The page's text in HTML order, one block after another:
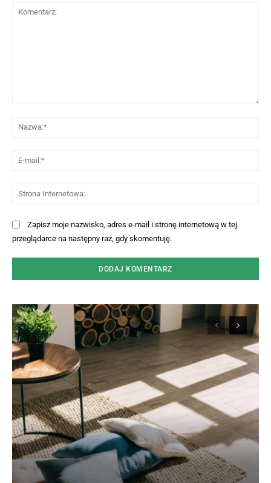
Zapisz moje nazwisko, adres e-mail i stronę internetową w tej
przeglądarce na następny raz, gdy skomentuję.